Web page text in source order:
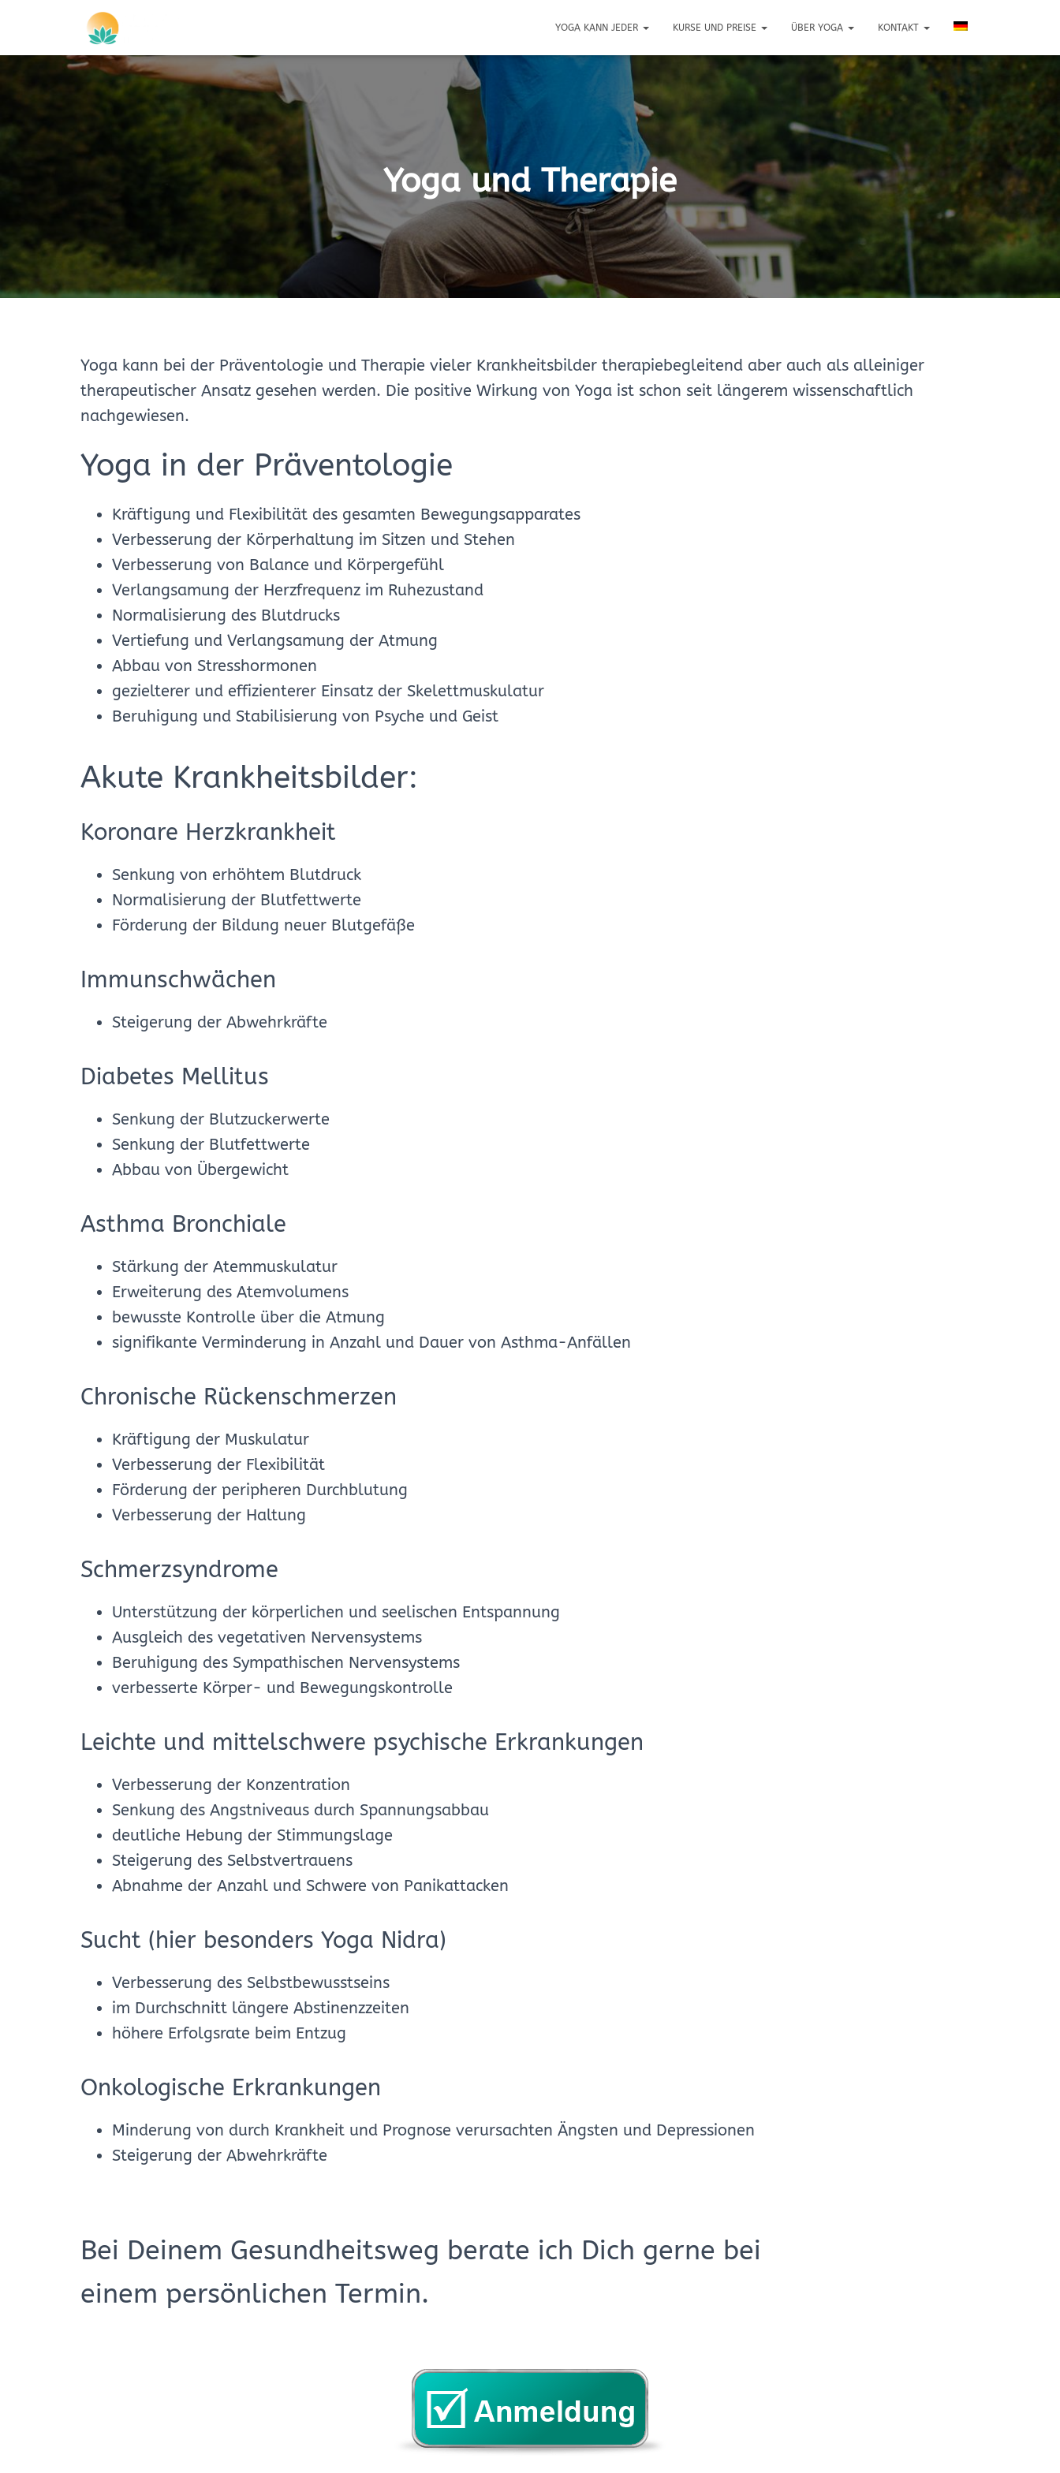
YOGA KANN JEDER KURSE UND PREISE ÜBER YOGA KONTAKT
Yoga und Therapie
Yoga kann bei der Präventologie und Therapie vieler Krankheitsbilder therapiebegleitend aber auch als alleiniger
therapeutischer Ansatz gesehen werden. Die positive Wirkung von Yoga ist schon seit längerem wissenschaftlich
nachgewiesen.
Yoga in der Präventologie
Kräftigung und Flexibilität des gesamten Bewegungsapparates
Verbesserung der Körperhaltung im Sitzen und Stehen
Verbesserung von Balance und Körpergefühl
Verlangsamung der Herzfrequenz im Ruhezustand
Normalisierung des Blutdrucks
Vertiefung und Verlangsamung der Atmung
Abbau von Stresshormonen
gezielterer und effizienterer Einsatz der Skelettmuskulatur
Beruhigung und Stabilisierung von Psyche und Geist
Akute Krankheitsbilder:
Koronare Herzkrankheit
Senkung von erhöhtem Blutdruck
Normalisierung der Blutfettwerte
Förderung der Bildung neuer Blutgefäße
Immunschwächen
Steigerung der Abwehrkräfte
Diabetes Mellitus
Senkung der Blutzuckerwerte
Senkung der Blutfettwerte
Abbau von Übergewicht
Asthma Bronchiale
Stärkung der Atemmuskulatur
Erweiterung des Atemvolumens
bewusste Kontrolle über die Atmung
signifikante Verminderung in Anzahl und Dauer von Asthma-Anfällen
Chronische Rückenschmerzen
Kräftigung der Muskulatur
Verbesserung der Flexibilität
Förderung der peripheren Durchblutung
Verbesserung der Haltung
Schmerzsyndrome
Unterstützung der körperlichen und seelischen Entspannung
Ausgleich des vegetativen Nervensystems
Beruhigung des Sympathischen Nervensystems
verbesserte Körper- und Bewegungskontrolle
Leichte und mittelschwere psychische Erkrankungen
Verbesserung der Konzentration
Senkung des Angstniveaus durch Spannungsabbau
deutliche Hebung der Stimmungslage
Steigerung des Selbstvertrauens
Abnahme der Anzahl und Schwere von Panikattacken
Sucht (hier besonders Yoga Nidra)
Verbesserung des Selbstbewusstseins
im Durchschnitt längere Abstinenzzeiten
höhere Erfolgsrate beim Entzug
Onkologische Erkrankungen
Minderung von durch Krankheit und Prognose verursachten Ängsten und Depressionen
Steigerung der Abwehrkräfte
Bei Deinem Gesundheitsweg berate ich Dich gerne bei
einem persönlichen Termin.